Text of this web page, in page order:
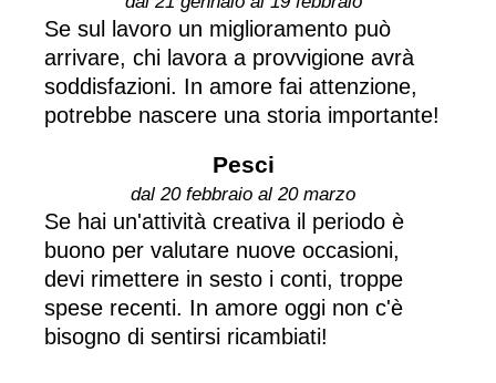
Se sul lavoro un miglioramento può
arrivare, chi lavora a provvigione avrà
soddisfazioni. In amore fai attenzione,
potrebbe nascere una storia importante!
Pesci
dal 20 febbraio al 20 marzo
Se hai un'attività creativa il periodo è
buono per valutare nuove occasioni,
devi rimettere in sesto i conti, troppe
spese recenti. In amore oggi non c'è
bisogno di sentirsi ricambiati!